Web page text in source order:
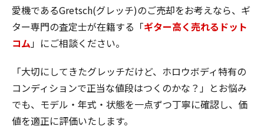
愛機であるGretsch(グレッチ)のご売却をお考えなら、ギ
ター専門の査定士が在籍する「ギター高く売れるドット
コム」にご相談ください。
「大切にしてきたグレッチだけど、ホロウボディ特有の
コンディションで正当な値段はつくのかな？」とお悩み
でも、モデル・年式・状態を一点ずつ丁寧に確認し、価
値を適正に評価いたします。